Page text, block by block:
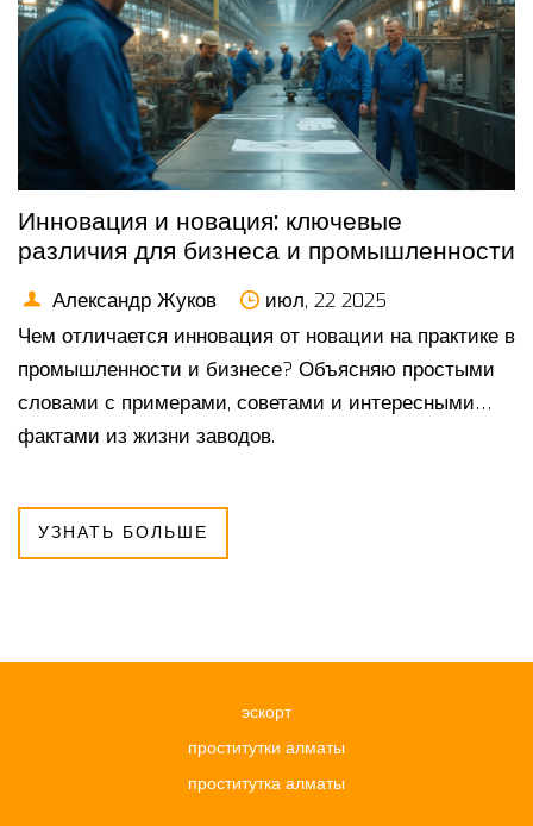
Инновация и новация: ключевые
различия для бизнеса и промышленности
Александр Жуков
июл, 22 2025
Чем отличается инновация от новации на практике в
промышленности и бизнесе? Объясняю простыми
словами с примерами, советами и интересными
фактами из жизни заводов.
УЗНАТЬ БОЛЬШЕ
эскорт
проститутки алматы
проститутка алматы